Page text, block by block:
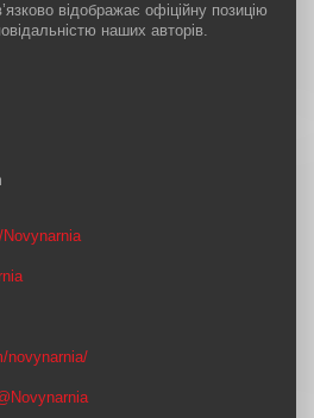
відображає офіційну позицію
наших авторів.
novynarnia/